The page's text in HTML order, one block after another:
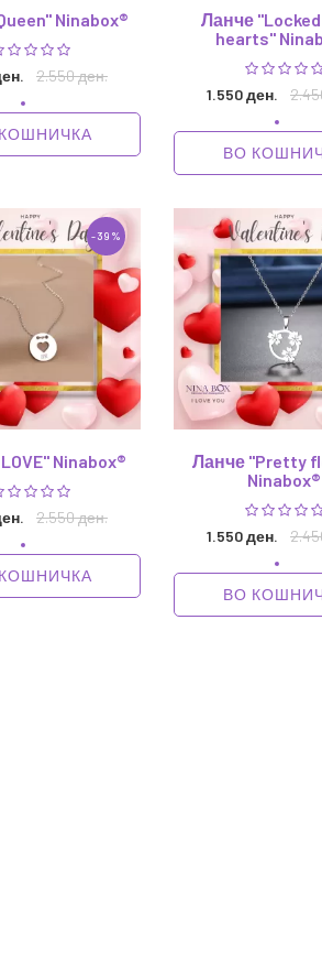
Ninabox®
2.550 ден.
Ланче
hearts"
1.550 ден.
ВО
-39%
Ninabox®
2.550 ден.
Ланче "Pretty
Ninabox®
1.550 ден.
ВО